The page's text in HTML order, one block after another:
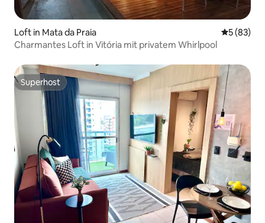
Loft in Mata da Praia
5 (83)
Charmantes Loft in Vitória mit privatem Whirlpool
Superhost
Superhost